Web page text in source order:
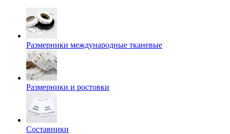
Размерники международные тканевые
Размерники и ростовки
Составники